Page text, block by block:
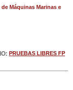
Máquinas Marinas e
PRUEBAS LIBRES FP